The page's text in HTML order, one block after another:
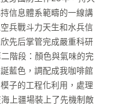
信息體系範疇的一線講
兵戰斗力天生和水兵信
先后掌管完成嚴重科研
階段：顏色與氣味的完
藍色，調配成我咖啡館
子的工程化利用，處理
上疆場裝上了先機制敵